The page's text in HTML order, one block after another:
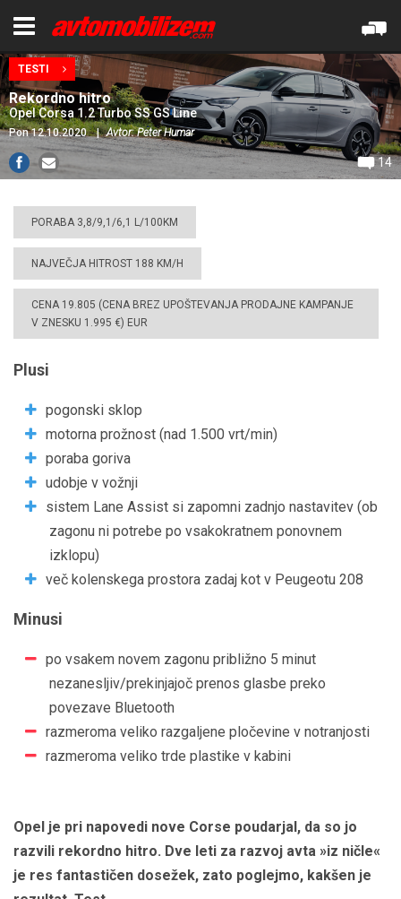
TESTI
Rekordno hitro
Opel Corsa 1.2 Turbo SS GS Line
Pon 12.10.2020 | Avtor: Peter Humar
14
PORABA 3,8/9,1/6,1 L/100KM
NAJVEČJA HITROST 188 KM/H
CENA 19.805 (CENA BREZ UPOŠTEVANJA PRODAJNE KAMPANJE
V ZNESKU 1.995 €) EUR
Plusi
pogonski sklop
motorna prožnost (nad 1.500 vrt/min)
poraba goriva
udobje v vožnji
sistem Lane Assist si zapomni zadnjo nastavitev (ob
zagonu ni potrebe po vsakokratnem ponovnem
izklopu)
več kolenskega prostora zadaj kot v Peugeotu 208
Minusi
po vsakem novem zagonu približno 5 minut
nezanesljiv/prekinjajoč prenos glasbe preko
povezave Bluetooth
razmeroma veliko razgaljene pločevine v notranjosti
razmeroma veliko trde plastike v kabini
Opel je pri napovedi nove Corse poudarjal, da so jo
razvili rekordno hitro. Dve leti za razvoj avta »iz ničle«
je res fantastičen dosežek, zato poglejmo, kakšen je